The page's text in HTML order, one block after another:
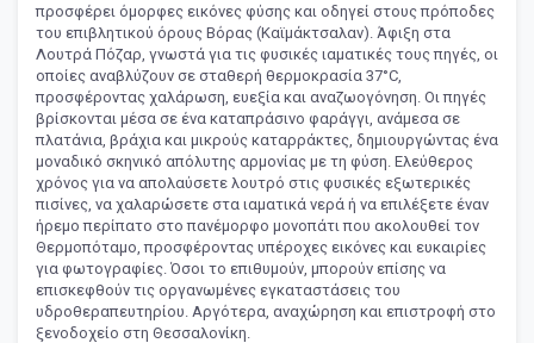
προσφέρει όμορφες εικόνες φύσης και οδηγεί στους πρόποδες
του επιβλητικού όρους Βόρας (Καϊμάκτσαλαν). Άφιξη στα
Λουτρά Πόζαρ, γνωστά για τις φυσικές ιαματικές τους πηγές, οι
οποίες αναβλύζουν σε σταθερή θερμοκρασία 37°C,
προσφέροντας χαλάρωση, ευεξία και αναζωογόνηση. Οι πηγές
βρίσκονται μέσα σε ένα καταπράσινο φαράγγι, ανάμεσα σε
πλατάνια, βράχια και μικρούς καταρράκτες, δημιουργώντας ένα
μοναδικό σκηνικό απόλυτης αρμονίας με τη φύση. Ελεύθερος
χρόνος για να απολαύσετε λουτρό στις φυσικές εξωτερικές
πισίνες, να χαλαρώσετε στα ιαματικά νερά ή να επιλέξετε έναν
ήρεμο περίπατο στο πανέμορφο μονοπάτι που ακολουθεί τον
Θερμοπόταμο, προσφέροντας υπέροχες εικόνες και ευκαιρίες
για φωτογραφίες. Όσοι το επιθυμούν, μπορούν επίσης να
επισκεφθούν τις οργανωμένες εγκαταστάσεις του
υδροθεραπευτηρίου. Αργότερα, αναχώρηση και επιστροφή στο
ξενοδοχείο στη Θεσσαλονίκη.